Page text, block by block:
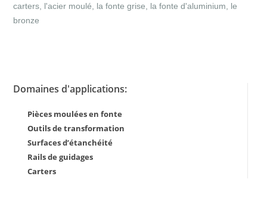
carters, l'acier moulé, la fonte grise, la fonte d'aluminium, le
bronze
Domaines d'applications:
Pièces moulées en fonte
Outils de transformation
Surfaces d’étanchéité
Rails de guidages
Carters